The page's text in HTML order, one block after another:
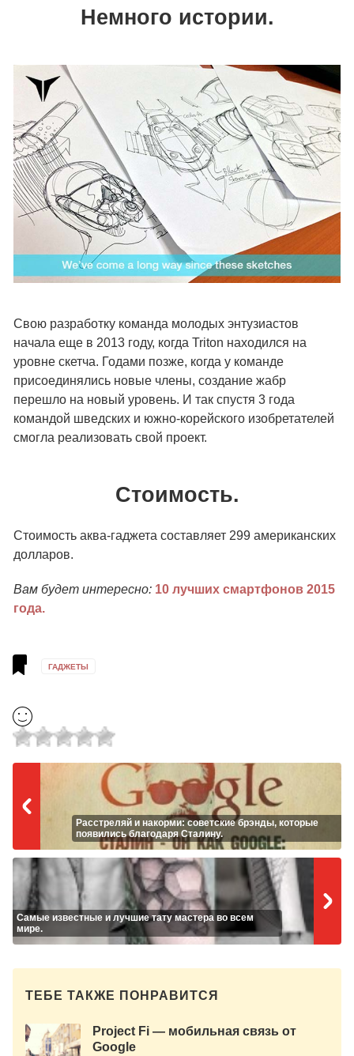
Немного истории.
Свою разработку команда молодых энтузиастов
начала еще в 2013 году, когда Triton находился на
уровне скетча. Годами позже, когда у команде
присоединялись новые члены, создание жабр
перешло на новый уровень. И так спустя 3 года
командой шведских и южно-корейского изобретателей
смогла реализовать свой проект.
Стоимость.
Стоимость аква-гаджета составляет 299 американских
долларов.
Вам будет интересно: 10 лучших смартфонов 2015
года.
ГАДЖЕТЫ
Расстреляй и накорми: советские брэнды, которые
появились благодаря Сталину.
Самые известные и лучшие тату мастера во всем
мире.
ТЕБЕ ТАКЖЕ ПОНРАВИТСЯ
Project Fi — мобильная связь от
Google